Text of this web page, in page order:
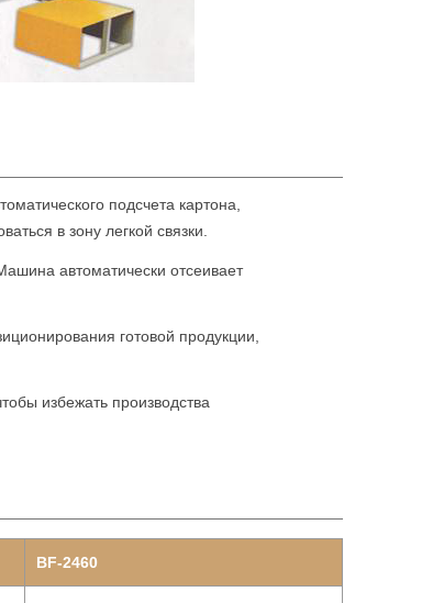
подсчета картона,
в зону легкой связки.
автоматически отсеивает
готовой продукции,
избежать производства
BF-2460